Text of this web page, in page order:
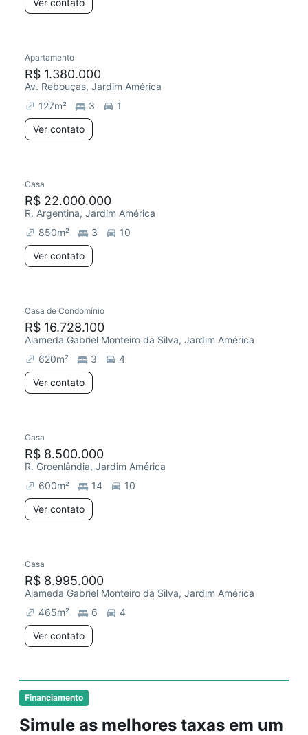
Financiamento
Simule as melhores taxas em um
Ver contato
Apartamento
R$ 1.380.000
Av. Rebouças, Jardim América
127m² 3
1
Ver contato
Casa
R$ 22.000.000
R. Argentina, Jardim América
850m² 3
10
Ver contato
Casa de Condomínio
R$ 16.728.100
Alameda Gabriel Monteiro da Silva, Jardim América
620m² 3
4
Ver contato
Casa
R$ 8.500.000
R. Groenlândia, Jardim América
600m² 14
10
Ver contato
Casa
R$ 8.995.000
Alameda Gabriel Monteiro da Silva, Jardim América
465m² 6
4
Ver contato